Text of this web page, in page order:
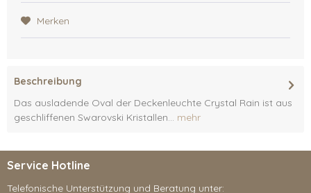
Merken
Beschreibung
Das ausladende Oval der Deckenleuchte Crystal Rain ist aus
geschliffenen Swarovski Kristallen... mehr
Service Hotline
Telefonische Unterstützung und Beratung unter: